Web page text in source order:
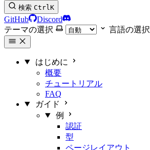
検索 CtrlK
GitHub
Discord
テーマの選択
言語の選択
はじめに
概要
チュートリアル
FAQ
ガイド
例
認証
型
ページレイアウト